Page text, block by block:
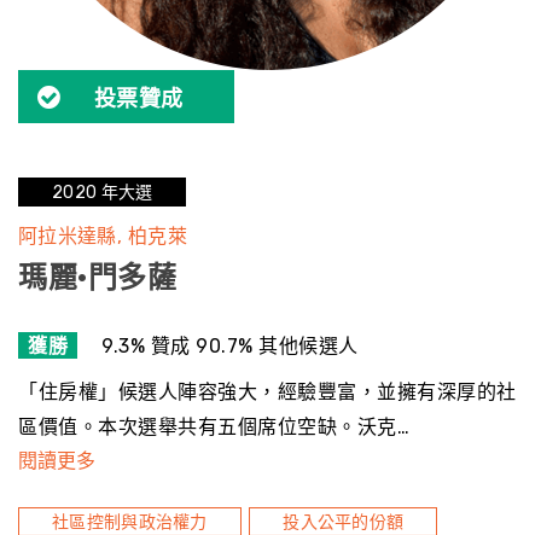
投票贊成
2020 年大選
阿拉米達縣 柏克萊
瑪麗·門多薩
獲勝 9.3% 贊成 90.7% 其他候選人
「住房權」候選人陣容強大，經驗豐富，並擁有深厚的社
區價值。本次選舉共有五個席位空缺。沃克…
閱讀更多
社區控制與政治權力
投入公平的份額